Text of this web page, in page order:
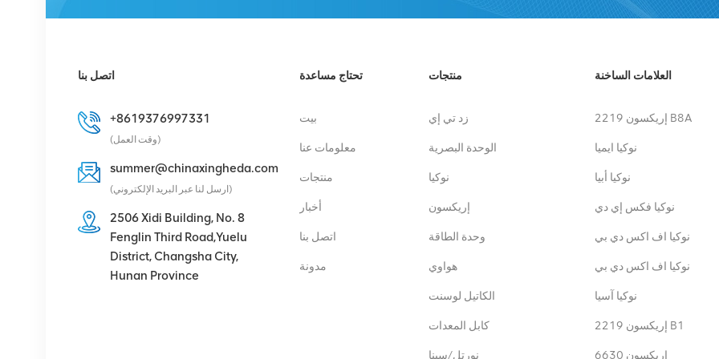
للأوضاع المتعددة 2100
ميجا هرتز (2*60 واط)
عرض التفاصيل
هواوي UBBPg1a
03050BYF لهواوي BBU
3900 النطاق الأساسي
اتصل بنا
+8619376997331
(وقت العمل)
summer@chinaxingheda.com
(ارسل لنا عبر البريد الإلكتروني)
2506 Xidi Building, No. 8
Fenglin Third Road,Yuelu
District, Changsha City,
Hunan Province
تحتاج مساعدة
بيت
معلومات عنا
منتجات
أخبار
اتصل بنا
مدونة
منتجات
زد تي إي
الوحدة البصرية
نوكيا
إريكسون
وحدة الطاقة
هواوي
الكاتيل لوسنت
كابل المعدات
نورتل/سينا
العلامات الساخنة
إريكسون 2219 B8A
نوكيا ايميا
نوكيا أبيا
نوكيا فكس إي دي
نوكيا اف اكس دي بي
نوكيا اف اكس دي بي
نوكيا آسيا
إريكسون 2219 B1
إريكسون 6630